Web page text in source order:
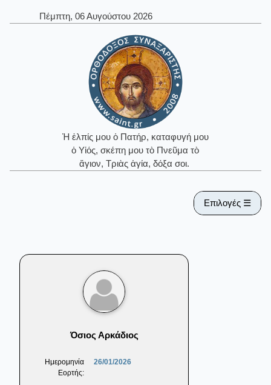
Πέμπτη, 06 Αυγούστου 2026
Ἡ ἐλπίς μου ὁ Πατήρ, καταφυγή μου
ὁ Υἱός, σκέπη μου τὸ Πνεῦμα τὸ
ἅγιον, Τριὰς ἁγία, δόξα σοι.
Επιλογές ☰
Όσιος Αρκάδιος
Ημερομηνία
Εορτής:
26/01/2026